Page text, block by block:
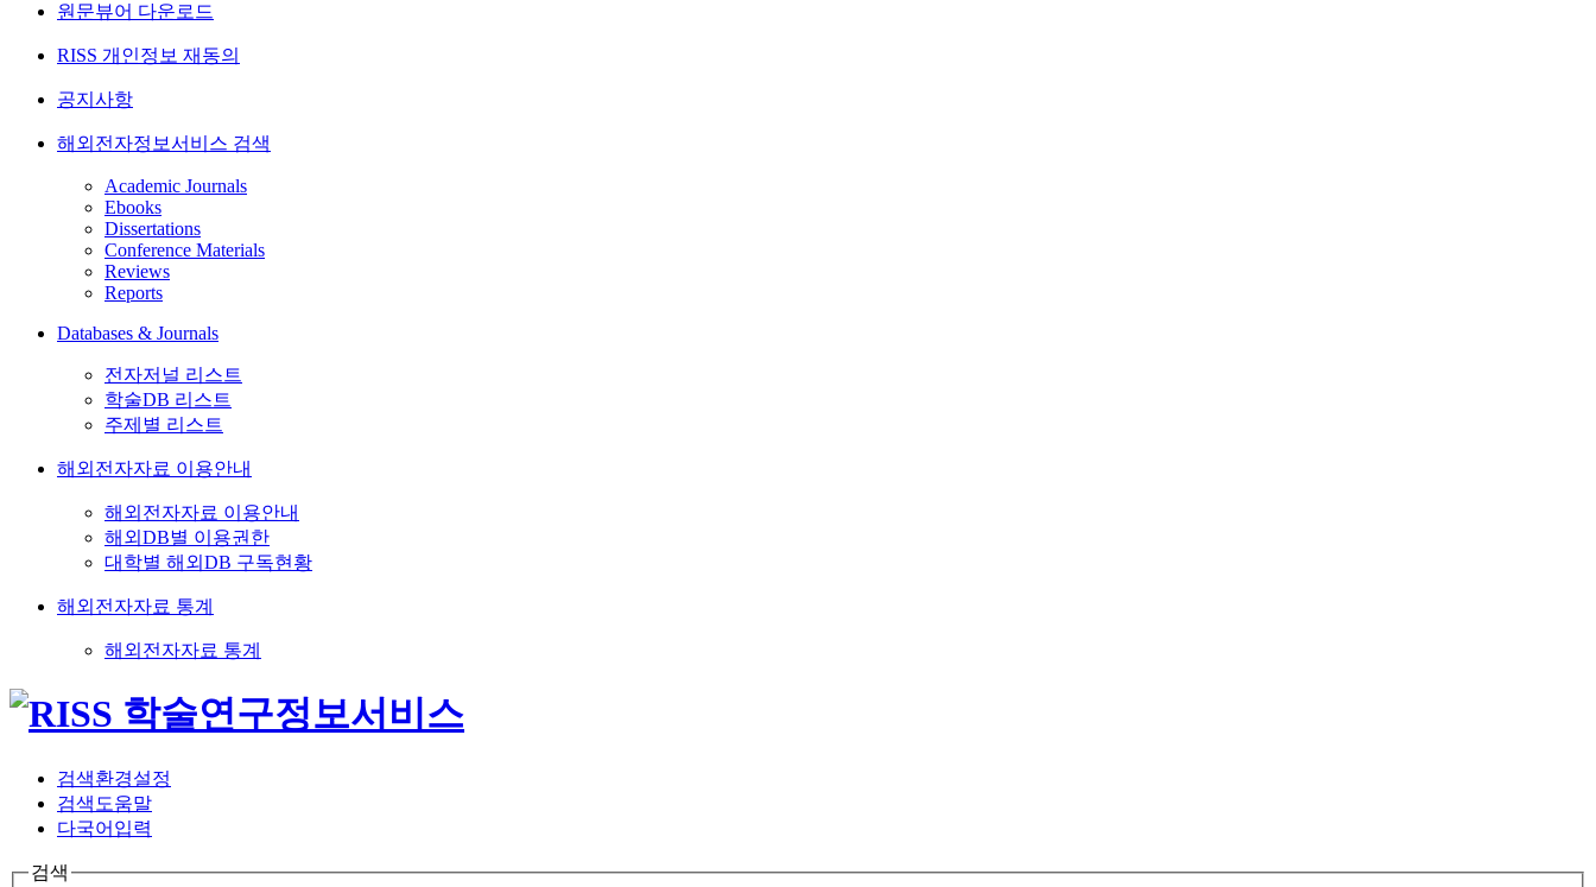
원문뷰어 다운로드
RISS 개인정보 재동의
공지사항
해외전자정보서비스 검색
Academic Journals
Ebooks
Dissertations
Conference Materials
Reviews
Reports
Databases & Journals
전자저널 리스트
학술DB 리스트
주제별 리스트
해외전자자료 이용안내
해외전자자료 이용안내
해외DB별 이용권한
대학별 해외DB 구독현황
해외전자자료 통계
해외전자자료 통계
검색환경설정
검색도움말
다국어입력
검색